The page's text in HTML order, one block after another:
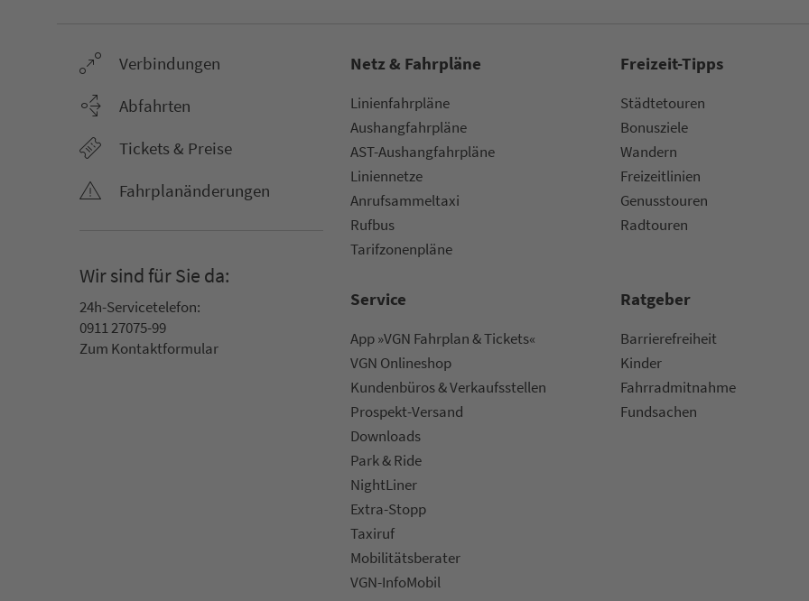
Ver­bin­dungen
Abfahrten
Tickets & Preise
Fahr­plan­ände­rungen
Wir sind für Sie da:
24h-Ser­vice­te­le­fon:
0911 27075-99
Zum Kon­taktformular
Netz & Fahrpläne
Li­ni­en­fahr­plä­ne
Aus­hang­fahr­plä­ne
AST-Aus­hang­fahr­plä­ne
Li­ni­en­netze
An­ruf­sam­mel­taxi
Rufbus
Ta­rif­zo­nen­plä­ne
Frei­zeit-Tipps
Städtetouren
Bonusziele
Wandern
Frei­zeit­li­ni­en
Genusstouren
Radtouren
Service
App »VGN Fahrplan & Tickets«
VGN On­line­shop
Kun­den­bü­ros & Ver­kaufs­stel­len
Prospekt-Versand
Downloads
Park & Ride
NightLiner
Extra-Stopp
Taxiruf
Mo­bi­li­täts­be­ra­ter
VGN-InfoMobil
Rat­ge­ber
Bar­ri­e­re­frei­heit
Kinder
Fahr­rad­mit­nah­me
Fund­sachen